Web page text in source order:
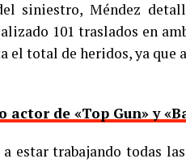
siniestro, Méndez
101 traslados en
el total de heridos, ya
de «Top Gun» y
estar trabajando todas